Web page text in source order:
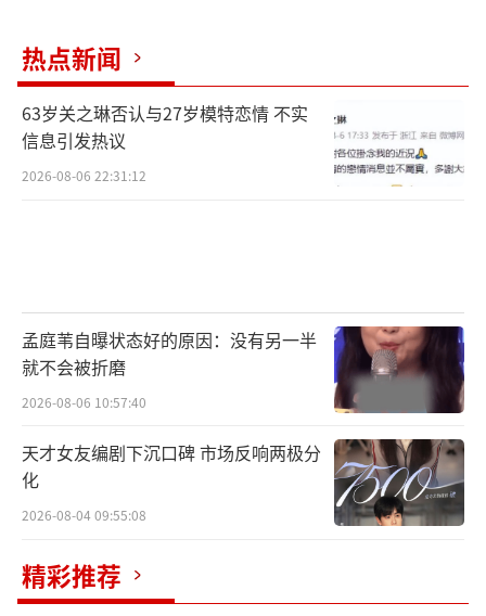
纯粹的爵士说唱《内格罗尼（NEGRONI)》和d
isco风格的《孤单迪斯科（SOLO DISCO)》，
也带给了台下歌迷全新的视听体验。
当被问起新专辑《NOBODY》的含义，以
热点新闻
63岁关之琳否认与27岁模特恋情 不实
信息引发热议
2026-08-06 22:31:12
孟庭苇自曝状态好的原因：没有另一半
就不会被折磨
2026-08-06 10:57:40
天才女友编剧下沉口碑 市场反响两极分
化
2026-08-04 09:55:08
精彩推荐